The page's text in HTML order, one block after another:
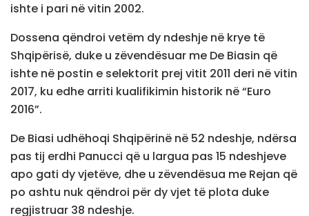
ishte i pari në vitin 2002.
Dossena qëndroi vetëm dy ndeshje në krye të
Shqipërisë, duke u zëvendësuar me De Biasin që
ishte në postin e selektorit prej vitit 2011 deri në vitin
2017, ku edhe arriti kualifikimin historik në “Euro
2016”.
De Biasi udhëhoqi Shqipërinë në 52 ndeshje, ndërsa
pas tij erdhi Panucci që u largua pas 15 ndeshjeve
apo gati dy vjetëve, dhe u zëvendësua me Rejan që
po ashtu nuk qëndroi për dy vjet të plota duke
regjistruar 38 ndeshje.